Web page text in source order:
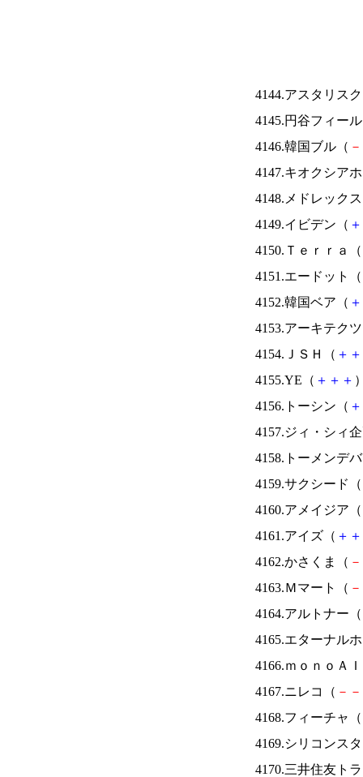
4144.アスタリス
4145.円谷フィー
4146.韓国ブル（ －
4147.キオクシア
4148.メドレック
4149.イビデン（ ＋
4150.Ｔｅｒｒａ（
4151.エードット（
4152.韓国ベア（ ＋
4153.アーキテク
4154.ＪＳＨ（ ＋ ＋
4155.YE（ ＋ ＋ ＋
4156.トーシン（ ＋
4157.ジィ・シィ
4158.トーメンデ
4159.サクシード（
4160.アメイジア（
4161.アイズ（ ＋ ＋
4162.かさくま（ －
4163.Ｍマート（ －
4164.アルトナー（
4165.エターナル
4166.ｍｏｎｏＡ
4167.ニレコ（ － －
4168.フィーチャ（
4169.シリコンス
4170.三井住友ト